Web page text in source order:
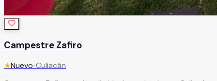
Campestre Zafiro
★Nuevo•Culiacán